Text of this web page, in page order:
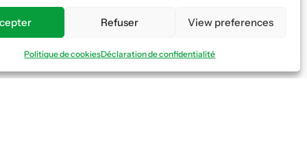
Refuser View preferences
Politique de cookiesDéclaration de confidentialité